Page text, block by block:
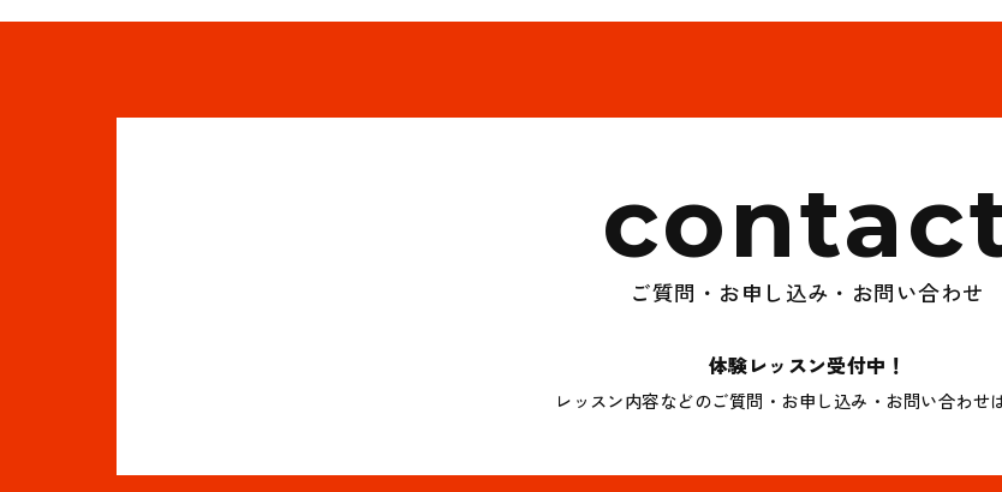
ご質問・お申し込み・お問い合わせ
体験レッスン受付中！
レッスン内容などのご質問・お申し込み・お問い合わせ